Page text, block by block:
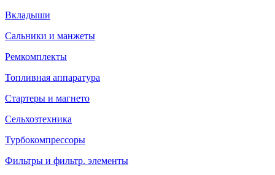
Вкладыши
Сальники и манжеты
Ремкомплекты
Топливная аппаратура
Стартеры и магнето
Сельхозтехника
Турбокомпрессоры
Фильтры и фильтр. элементы